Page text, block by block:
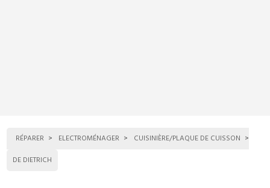
RÉPARER ELECTROMÉNAGER
CUISINIÈRE/PLAQUE DE CUISSON
DE DIETRICH